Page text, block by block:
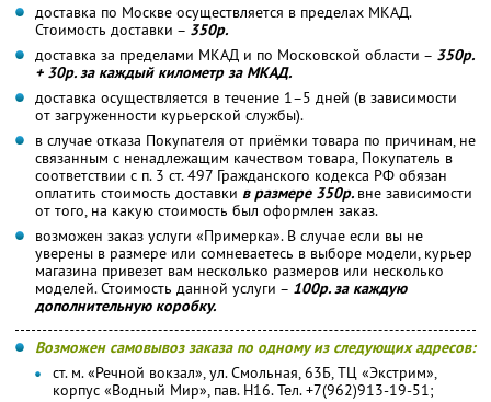
доставка по Москве осуществляется в пределах МКАД.
Стоимость доставки – 350р.
доставка за пределами МКАД и по Московской области – 350р.
+ 30р. за каждый километр за МКАД.
доставка осуществляется в течение 1–5 дней (в зависимости
от загруженности курьерской службы).
в случае отказа Покупателя от приёмки товара по причинам, не
связанным с ненадлежащим качеством товара, Покупатель в
соответствии с п. 3 ст. 497 Гражданского кодекса РФ обязан
оплатить стоимость доставки в размере 350р. вне зависимости
от того, на какую стоимость был оформлен заказ.
возможен заказ услуги «Примерка». В случае если вы не
уверены в размере или сомневаетесь в выборе модели, курьер
магазина привезет вам несколько размеров или несколько
моделей. Стоимость данной услуги – 100р. за каждую
дополнительную коробку.
Возможен самовывоз заказа по одному из следующих адресов:
ст. м. «Речной вокзал», ул. Смольная, 63Б, ТЦ «Экстрим»,
корпус «Водный Мир», пав. Н16. Тел. +7(962)913-19-51;